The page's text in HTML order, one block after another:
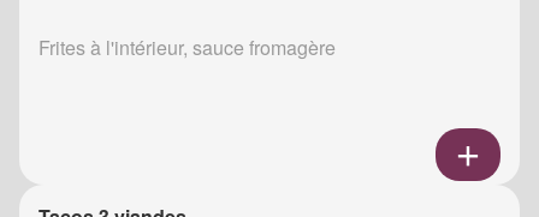
Frites à l'intérieur, sauce fromagère